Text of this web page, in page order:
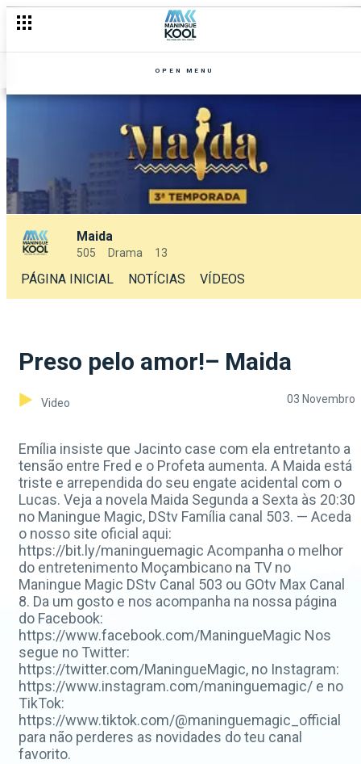
OPEN MENU
Maida
505 Drama 13
PÁGINA INICIAL NOTÍCIAS VÍDEOS
Preso pelo amor!– Maida
Video 03 Novembro
Emília insiste que Jacinto case com ela entretanto a
tensão entre Fred e o Profeta aumenta. A Maida está
triste e arrependida do seu engate acidental com o
Lucas. Veja a novela Maida Segunda a Sexta às 20:30
no Maningue Magic, DStv Família canal 503. — Aceda
o nosso site oficial aqui:
https://bit.ly/maninguemagic Acompanha o melhor
do entretenimento Moçambicano na TV no
Maningue Magic DStv Canal 503 ou GOtv Max Canal
8. Da um gosto e nos acompanha na nossa página
do Facebook:
https://www.facebook.com/ManingueMagic Nos
segue no Twitter:
https://twitter.com/ManingueMagic, no Instagram:
https://www.instagram.com/maninguemagic/ e no
TikTok:
https://www.tiktok.com/@maninguemagic_official
para não perderes as novidades do teu canal
favorito.